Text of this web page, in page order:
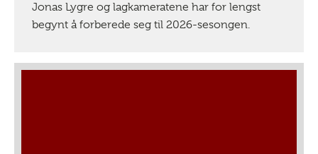
Jonas Lygre og lagkameratene har for lengst
begynt å forberede seg til 2026-sesongen.